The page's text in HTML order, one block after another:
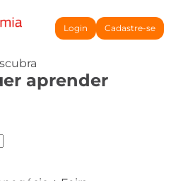
Login Cadastre-se
aprender